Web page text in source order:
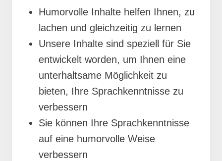
Humorvolle Inhalte helfen Ihnen, zu
lachen und gleichzeitig zu lernen
Unsere Inhalte sind speziell für Sie
entwickelt worden, um Ihnen eine
unterhaltsame Möglichkeit zu
bieten, Ihre Sprachkenntnisse zu
verbessern
Sie können Ihre Sprachkenntnisse
auf eine humorvolle Weise
verbessern